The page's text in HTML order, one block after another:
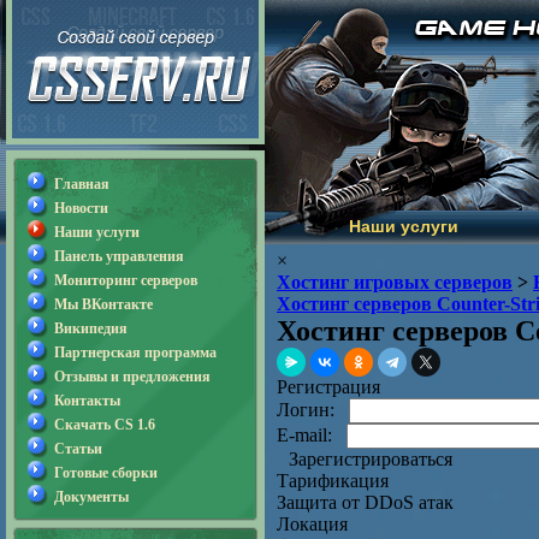
Наши услуги
×
Хостинг игровых серверов >
Хостинг серверов Counter-
Хостинг серверов
Регистрация
Логин:
E-mail:
Зарегистрироваться
Тарификация
Защита от DDoS атак
Локация
Главная
Новости
Наши услуги
Панель управления
Мониторинг серверов
Мы ВКонтакте
Википедия
Партнерская программа
Отзывы и предложения
Контакты
Скачать CS 1.6
Статьи
Готовые сборки
Документы